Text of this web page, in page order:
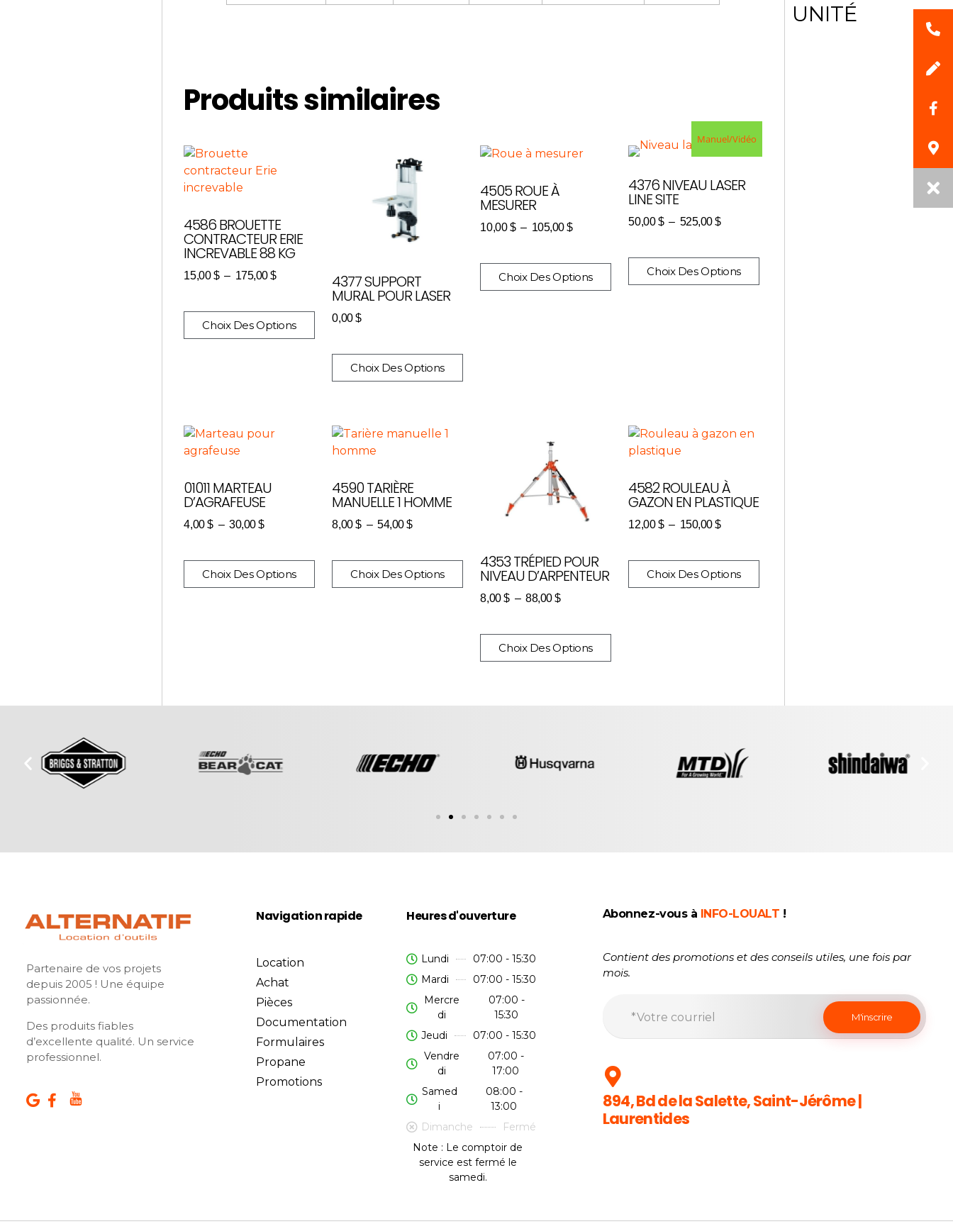
Produits similaires
4586 BROUETTE
CONTRACTEUR ERIE
INCREVABLE 88 KG
15,00$ – 175,00$
Choix Des Options
4377 SUPPORT
MURAL POUR LASER
0,00$
Choix Des Options
4505 ROUE À
MESURER
10,00$ – 105,00$
Choix Des Options
Manuel/Vidéo
4376 NIVEAU LASER
LINE SITE
50,00$ – 525,00$
Choix Des Options
01011 MARTEAU
D’AGRAFEUSE
4,00$ – 30,00$
Choix Des Options
4590 TARIÈRE
MANUELLE 1 HOMME
8,00$ – 54,00$
Choix Des Options
4353 TRÉPIED POUR
NIVEAU D’ARPENTEUR
8,00$ – 88,00$
Choix Des Options
4582 ROULEAU À
GAZON EN PLASTIQUE
12,00$ – 150,00$
Choix Des Options
UNITÉ
Partenaire de vos projets
depuis 2005 ! Une équipe
passionnée.
Des produits fiables
d’excellente qualité. Un service
professionnel.
Navigation rapide
Location
Achat
Pièces
Documentation
Formulaires
Propane
Promotions
Heures d'ouverture
Lundi
07:00 - 15:30
Mardi
07:00 - 15:30
Mercre
di
07:00 -
15:30
Jeudi
07:00 - 15:30
Vendre
di
07:00 -
17:00
Samed
i
08:00 -
13:00
Dimanche
Fermé
Note : Le comptoir de
service est fermé le
samedi.
Abonnez-vous à INFO-LOUALT !
Contient des promotions et des conseils utiles, une fois par
mois.
894, Bd de la Salette, Saint-Jérôme |
Laurentides